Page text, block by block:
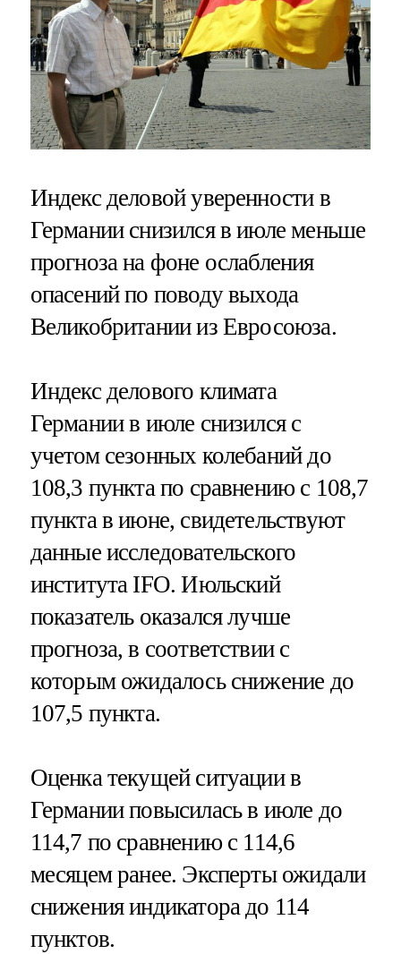
Индекс деловой уверенности в
Германии снизился в июле меньше
прогноза на фоне ослабления
опасений по поводу выхода
Великобритании из Евросоюза.
Индекс делового климата
Германии в июле снизился с
учетом сезонных колебаний до
108,3 пункта по сравнению с 108,7
пункта в июне, свидетельствуют
данные исследовательского
института IFO. Июльский
показатель оказался лучше
прогноза, в соответствии с
которым ожидалось снижение до
107,5 пункта.
Оценка текущей ситуации в
Германии повысилась в июле до
114,7 по сравнению с 114,6
месяцем ранее. Эксперты ожидали
снижения индикатора до 114
пунктов.